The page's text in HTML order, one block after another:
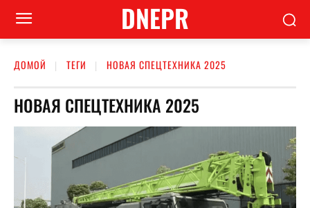
DNEPR
ДОМОЙ ТЕГИ НОВАЯ СПЕЦТЕХНИКА 2025
НОВАЯ СПЕЦТЕХНИКА 2025